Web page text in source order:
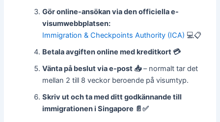
Gör online-ansökan via den officiella e-
visumwebbplatsen:
Immigration & Checkpoints Authority (ICA) 💻📋
Betala avgiften online med kreditkort 💳
Vänta på beslut via e-post 📥– normalt tar det
mellan 2 till 8 veckor beroende på visumtyp.
Skriv ut och ta med ditt godkännande till
immigrationen i Singapore 📄✅